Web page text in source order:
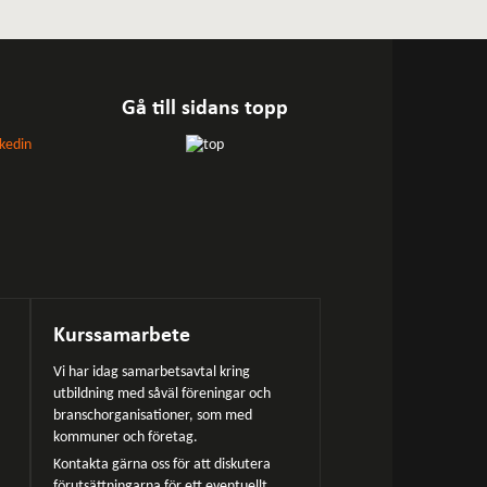
Gå till sidans topp
Kurssamarbete
Vi har idag samarbetsavtal kring
utbildning med såväl föreningar och
branschorganisationer, som med
kommuner och företag.
Kontakta gärna oss för att diskutera